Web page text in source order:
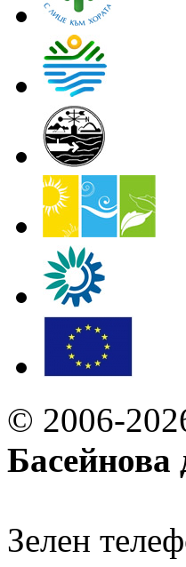
© 2006-
Басейнова
Зелен